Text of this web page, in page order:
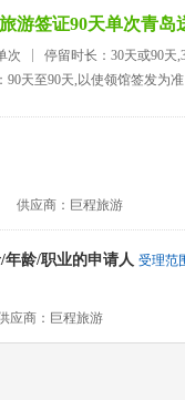
游签证90天单次青岛
次
停留时长：30天或90天
90天至90天,以使领馆签发为准
供应商：巨程旅游
龄/职业的申请人 受理范
应商：巨程旅游